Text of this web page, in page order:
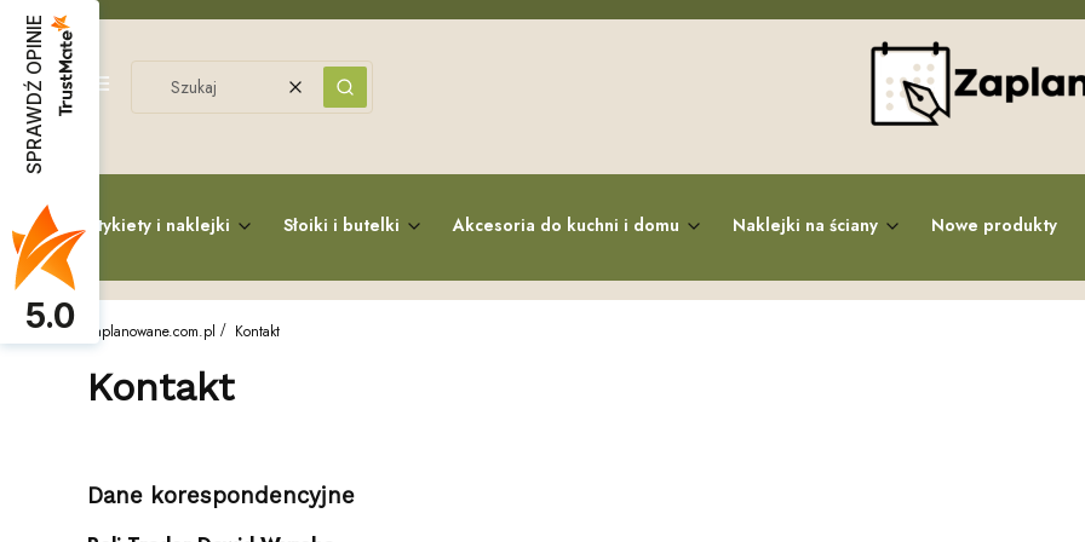
Menu
WyczyśćSzukaj
Etykiety i naklejki Słoiki i butelki Akcesoria do kuchni i domu Naklejki na ściany Nowe produkty
zaplanowane.com.pl Kontakt
Kontakt
Dane korespondencyjne
SPRAWDŹ OPINIE
5.0